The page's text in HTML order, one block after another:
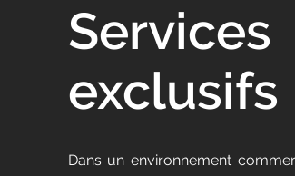
Services
exclusifs
Dans un environnement